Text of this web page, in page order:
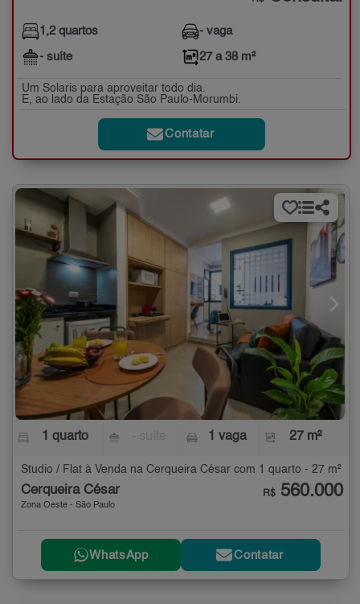
1,2 quartos
- suíte
- vaga
27 a 38 m²
Um Solaris para aproveitar todo dia.
E, ao lado da Estação São Paulo-Morumbi.
Contatar
1 quarto 1 vaga 27 m²
Studio / Flat à Venda na Cerqueira César com 1 quarto - 27 m²
Cerqueira César
Zona Oeste - São Paulo
R$ 560.000
WhatsApp Contatar